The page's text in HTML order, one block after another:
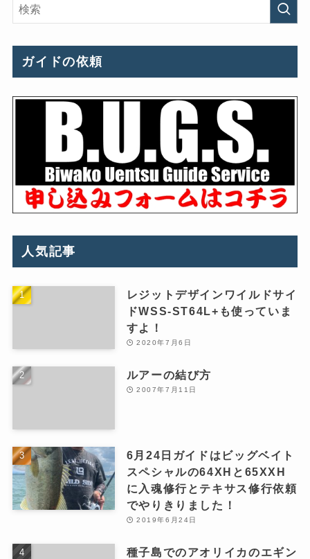
ガイドの依頼
人気記事
レジットデザインワイルドサイ
ドWSS-ST64L+も使っていま
すよ！
2020年7月6日
ルアーの結び方
2007年7月11日
6月24日ガイドはビッグベイト
スペシャルの64XHと65XXH
に入魂修行とテキサス修行依頼
でやりきりました！
2019年6月24日
種子島でのアオリイカのエギン